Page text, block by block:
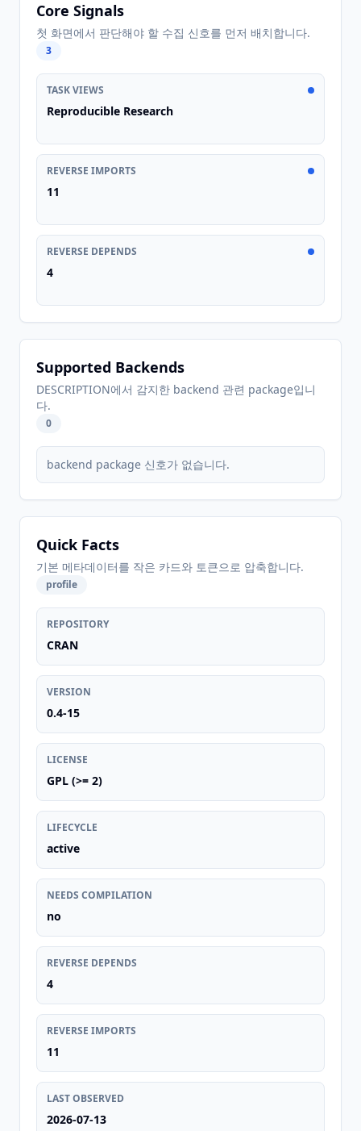
Core Signals
첫 화면에서 판단해야 할 수집 신호를 먼저 배치합니다.
3
TASK VIEWS
Reproducible Research
REVERSE IMPORTS
11
REVERSE DEPENDS
4
Supported Backends
DESCRIPTION에서 감지한 backend 관련 package입니
다.
0
backend package 신호가 없습니다.
Quick Facts
기본 메타데이터를 작은 카드와 토큰으로 압축합니다.
profile
REPOSITORY
CRAN
VERSION
0.4-15
LICENSE
GPL (>= 2)
LIFECYCLE
active
NEEDS COMPILATION
no
REVERSE DEPENDS
4
REVERSE IMPORTS
11
LAST OBSERVED
2026-07-13